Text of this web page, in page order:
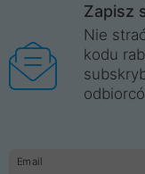
Wrocław, Poznań,
Trzebnica, Opole.
ProLine to polska
legalnie i płacimy
główną w Mirkowie
komunikacja ze
danych
ProLine to czysta
Zapisz
Nie
kodu
Email